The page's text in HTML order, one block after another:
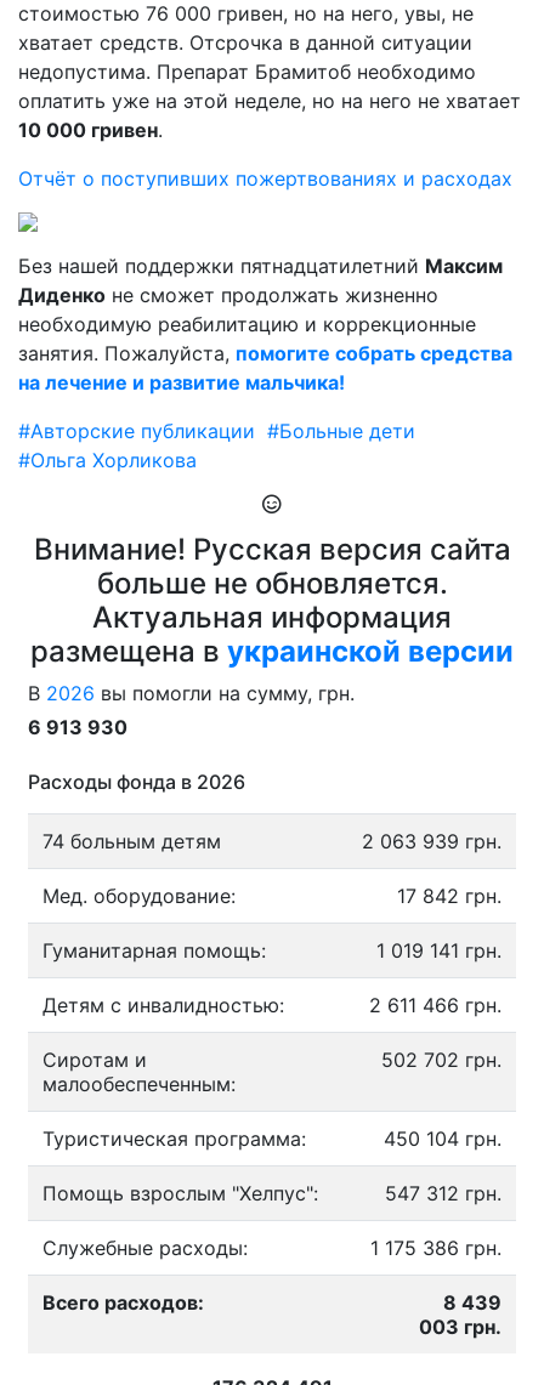
стоимостью 76 000 гривен, но на него, увы, не
хватает средств. Отсрочка в данной ситуации
недопустима. Препарат Брамитоб необходимо
оплатить уже на этой неделе, но на него не хватает
10 000 гривен.
Отчёт о поступивших пожертвованиях и расходах
Без нашей поддержки пятнадцатилетний Максим
Диденко не сможет продолжать жизненно
необходимую реабилитацию и коррекционные
занятия. Пожалуйста, помогите собрать средства
на лечение и развитие мальчика!
#Авторские публикации #Больные дети
#Ольга Хорликова
Внимание! Русская версия сайта
больше не обновляется.
Актуальная информация
размещена в украинской версии
В 2026 вы помогли на сумму, грн.
6 913 930
Расходы фонда в 2026
74 больным детям 2 063 939 грн.
Мед. оборудование: 17 842 грн.
Гуманитарная помощь: 1 019 141 грн.
Детям с инвалидностью: 2 611 466 грн.
Сиротам и
малообеспеченным:
502 702 грн.
Туристическая программа: 450 104 грн.
Помощь взрослым "Хелпус": 547 312 грн.
Служебные расходы: 1 175 386 грн.
Всего расходов:
8 439
003 грн.